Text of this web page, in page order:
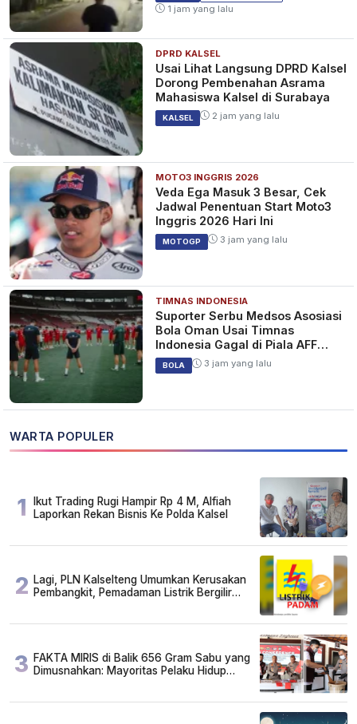
1 jam yang lalu
DPRD KALSEL
Usai Lihat Langsung DPRD Kalsel
Dorong Pembenahan Asrama
Mahasiswa Kalsel di Surabaya
KALSEL 2 jam yang lalu
MOTO3 INGGRIS 2026
Veda Ega Masuk 3 Besar, Cek
Jadwal Penentuan Start Moto3
Inggris 2026 Hari Ini
MOTOGP 3 jam yang lalu
TIMNAS INDONESIA
Suporter Serbu Medsos Asosiasi
Bola Oman Usai Timnas
Indonesia Gagal di Piala AFF
2026
BOLA 3 jam yang lalu
WARTA POPULER
1
Ikut Trading Rugi Hampir Rp 4 M, Alfiah
Laporkan Rekan Bisnis Ke Polda Kalsel
2 Lagi, PLN Kalselteng Umumkan Kerusakan
Pembangkit, Pemadaman Listrik Bergilir
3 FAKTA MIRIS di Balik 656 Gram Sabu yang
Dimusnahkan: Mayoritas Pelaku Hidup